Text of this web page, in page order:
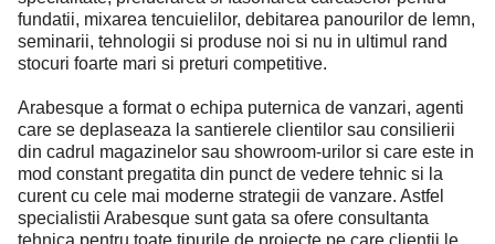
fundatii, mixarea tencuielilor, debitarea panourilor de lemn,
seminarii, tehnologii si produse noi si nu in ultimul rand
stocuri foarte mari si preturi competitive.
Arabesque a format o echipa puternica de vanzari, agenti
care se deplaseaza la santierele clientilor sau consilierii
din cadrul magazinelor sau showroom-urilor si care este in
mod constant pregatita din punct de vedere tehnic si la
curent cu cele mai moderne strategii de vanzare. Astfel
specialistii Arabesque sunt gata sa ofere consultanta
tehnica pentru toate tipurile de proiecte pe care clientii le